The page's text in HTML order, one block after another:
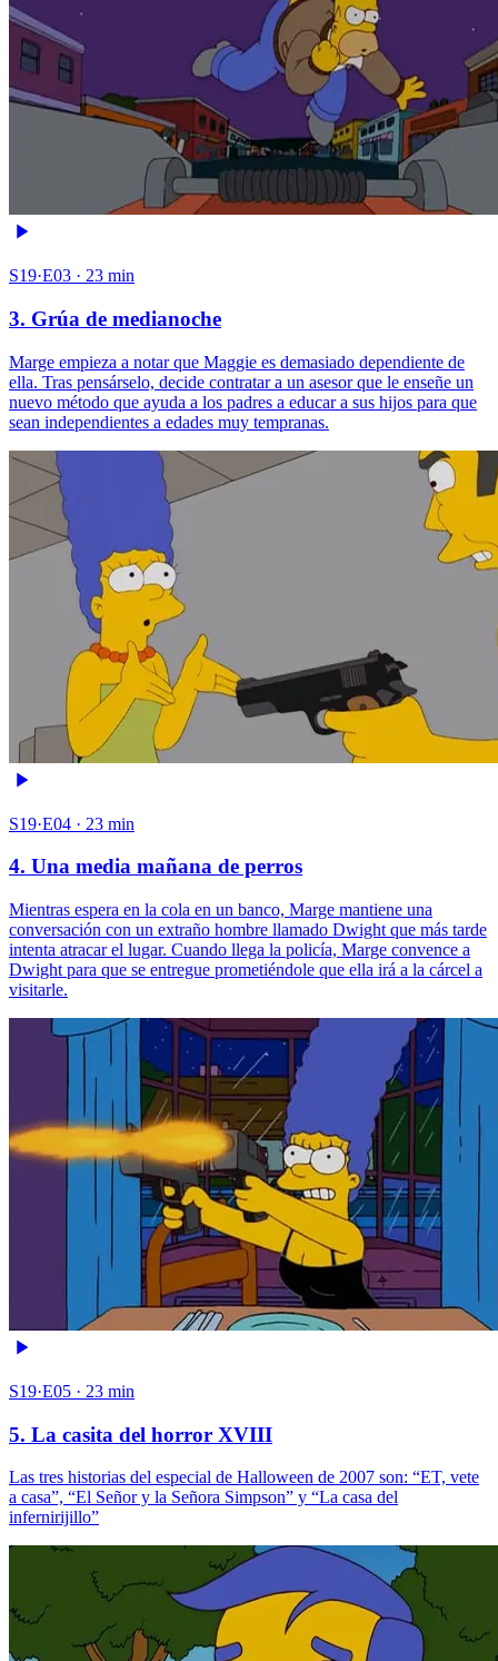
S19·E03 · 23 min
3. Grúa de medianoche
Marge empieza a notar que Maggie es demasiado dependiente de
ella. Tras pensárselo, decide contratar a un asesor que le enseñe un
nuevo método que ayuda a los padres a educar a sus hijos para que
sean independientes a edades muy tempranas.
S19·E04 · 23 min
4. Una media mañana de perros
Mientras espera en la cola en un banco, Marge mantiene una
conversación con un extraño hombre llamado Dwight que más tarde
intenta atracar el lugar. Cuando llega la policía, Marge convence a
Dwight para que se entregue prometiéndole que ella irá a la cárcel a
visitarle.
S19·E05 · 23 min
5. La casita del horror XVIII
Las tres historias del especial de Halloween de 2007 son: “ET, vete
a casa”, “El Señor y la Señora Simpson” y “La casa del
infernirijillo”